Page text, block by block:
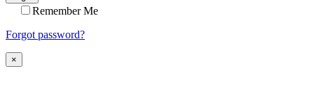
Remember Me
Forgot password?
×